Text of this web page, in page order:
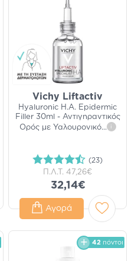
Vichy Liftactiv
Hyaluronic H.A. Epidermic
Filler 30ml - Αντιγηραντικός
Ορός με Υαλουρονικό... i
(23)
Π.Λ.Τ. 47,26€
32,14€
Αγορά
42 πόντοι